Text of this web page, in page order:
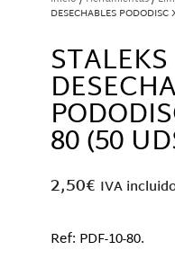
DESECHABLES
STALEKS
80 (50
2,50€ IVA
Ref: PDF-10-80.